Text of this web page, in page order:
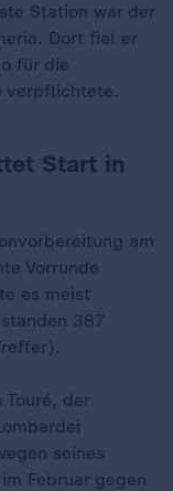
Station war der
Dort fiel er
für die
verpflichtete.
Start in
am
Vorrunde
es meist
387
der
seines
Februar gegen